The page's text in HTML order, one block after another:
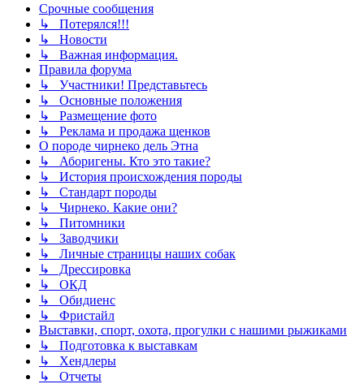
Срочные сообщения
↳ Потерялся!!!
↳ Новости
↳ Важная информация.
Правила форума
↳ Участники! Представьтесь
↳ Основные положения
↳ Размещение фото
↳ Реклама и продажа щенков
О породе чирнеко дель Этна
↳ Аборигены. Кто это такие?
↳ История происхождения породы
↳ Стандарт породы
↳ Чирнеко. Какие они?
↳ Питомники
↳ Заводчики
↳ Личные страницы наших собак
↳ Дрессировка
↳ ОКД
↳ Обидиенс
↳ Фристайл
Выставки, спорт, охота, прогулки с нашими рыжиками
↳ Подготовка к выставкам
↳ Хендлеры
↳ Отчеты